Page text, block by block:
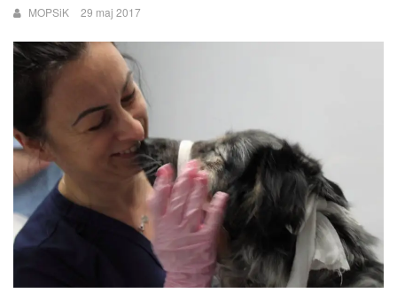
MOPSiK 29 maj 2017